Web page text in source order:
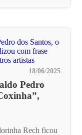
18/06/2025
Pedro
Rech ficou